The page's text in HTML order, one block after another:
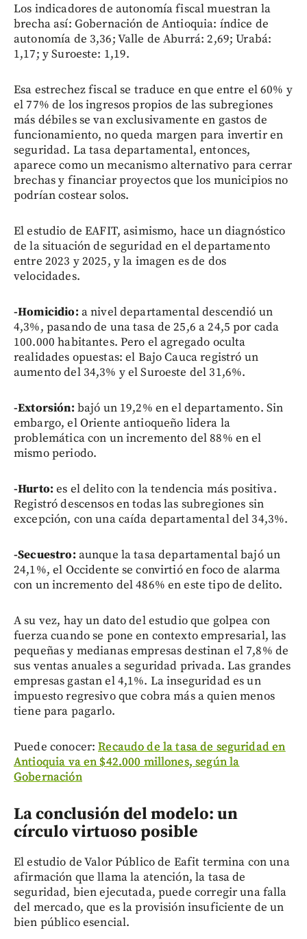
Los indicadores de autonomía fiscal muestran la
brecha así: Gobernación de Antioquia: índice de
autonomía de 3,36; Valle de Aburrá: 2,69; Urabá:
1,17; y Suroeste: 1,19.
Esa estrechez fiscal se traduce en que entre el 60% y
el 77% de los ingresos propios de las subregiones
más débiles se van exclusivamente en gastos de
funcionamiento, no queda margen para invertir en
seguridad. La tasa departamental, entonces,
aparece como un mecanismo alternativo para cerrar
brechas y financiar proyectos que los municipios no
podrían costear solos.
El estudio de EAFIT, asimismo, hace un diagnóstico
de la situación de seguridad en el departamento
entre 2023 y 2025, y la imagen es de dos
velocidades.
-Homicidio: a nivel departamental descendió un
4,3%, pasando de una tasa de 25,6 a 24,5 por cada
100.000 habitantes. Pero el agregado oculta
realidades opuestas: el Bajo Cauca registró un
aumento del 34,3% y el Suroeste del 31,6%.
-Extorsión: bajó un 19,2% en el departamento. Sin
embargo, el Oriente antioqueño lidera la
problemática con un incremento del 88% en el
mismo periodo.
-Hurto: es el delito con la tendencia más positiva.
Registró descensos en todas las subregiones sin
excepción, con una caída departamental del 34,3%.
-Secuestro: aunque la tasa departamental bajó un
24,1%, el Occidente se convirtió en foco de alarma
con un incremento del 486% en este tipo de delito.
A su vez, hay un dato del estudio que golpea con
fuerza cuando se pone en contexto empresarial, las
pequeñas y medianas empresas destinan el 7,8% de
sus ventas anuales a seguridad privada. Las grandes
empresas gastan el 4,1%. La inseguridad es un
impuesto regresivo que cobra más a quien menos
tiene para pagarlo.
Puede conocer:Recaudo de la tasa de seguridad en
Antioquia va en $42.000 millones, según la
Gobernación
La conclusión del modelo: un
círculo virtuoso posible
El estudio de Valor Público de Eafit termina con una
afirmación que llama la atención, la tasa de
seguridad, bien ejecutada, puede corregir una falla
del mercado, que es la provisión insuficiente de un
bien público esencial.